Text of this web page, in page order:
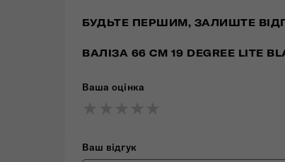
БУДЬТЕ ПЕРШИМ, ЗАЛИШТЕ
ВАЛІЗА 66 СМ 19 DEGREE LITE
Ваша оцінка
Ваш відгук